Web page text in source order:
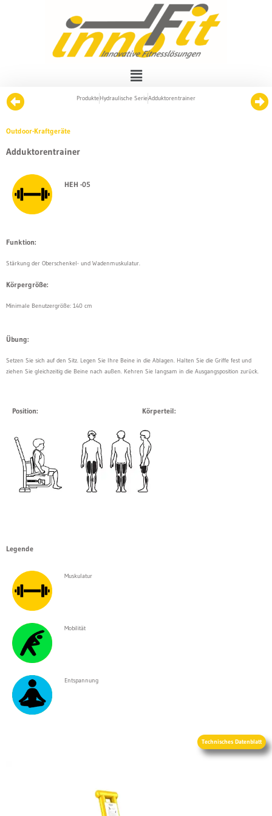
ProdukteHydraulische SerieAdduktorentrainer
Outdoor-Kraftgeräte
Adduktorentrainer
HEH -05
Funktion:
Stärkung der Oberschenkel- und Wadenmuskulatur.
Körpergröße:
Minimale Benutzergröße: 140 cm
Übung:
Setzen Sie sich auf den Sitz. Legen Sie Ihre Beine in die Ablagen. Halten Sie die Griffe fest und
ziehen Sie gleichzeitig die Beine nach außen. Kehren Sie langsam in die Ausgangsposition zurück.
Position: Körperteil:
Legende
Muskulatur
Mobilität
Entspannung
Technisches Datenblatt